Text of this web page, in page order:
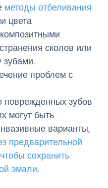
методы отбеливания
цвета
сколов или
проблем с
поврежденных зубов
могут быть
варианты,
предварительной
сохранить
эмали.